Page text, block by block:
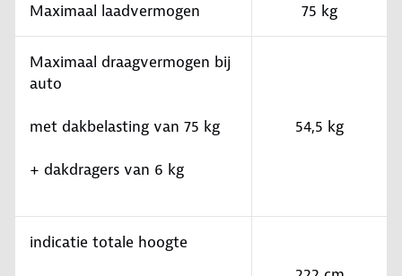
Maximaal laadvermogen 75 kg
Maximaal draagvermogen bij
auto
met dakbelasting van 75 kg
+ dakdragers van 6 kg
54,5 kg
indicatie totale hoogte